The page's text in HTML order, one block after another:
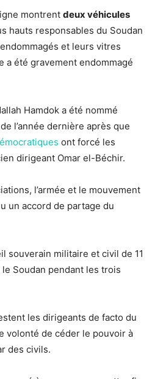
montrent deux véhicules
hauts responsables du Soudan
et leurs vitres
a été gravement endommagé
Hamdok a été nommé
l’année dernière après que
ont forcé les
dirigeant Omar el-Béchir.
l’armée et le mouvement
un accord de partage du
souverain militaire et civil de 11
Soudan pendant les trois
les dirigeants de facto du
volonté de céder le pouvoir à
des civils.